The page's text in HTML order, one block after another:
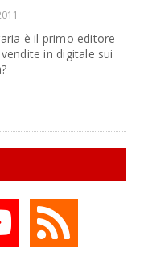
è il primo editore
in digitale sui